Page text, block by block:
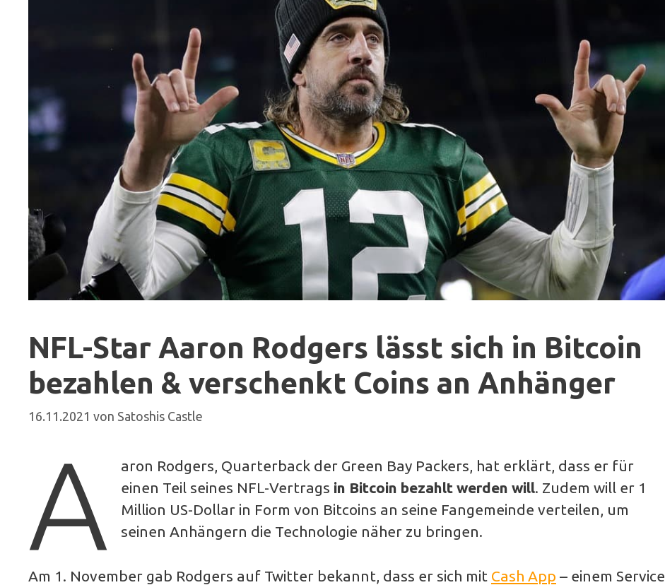
NFL-Star Aaron Rodgers lässt sich in Bitcoin
bezahlen & verschenkt Coins an Anhänger
16.11.2021 von Satoshis Castle
A
aron Rodgers, Quarterback der Green Bay Packers, hat erklärt, dass er für
einen Teil seines NFL-Vertrags in Bitcoin bezahlt werden will. Zudem will er 1
Million US-Dollar in Form von Bitcoins an seine Fangemeinde verteilen, um
seinen Anhängern die Technologie näher zu bringen.
Am 1. November gab Rodgers auf Twitter bekannt, dass er sich mit Cash App – einem Service